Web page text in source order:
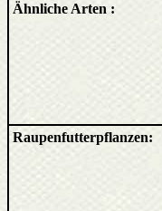
Ähnliche Arten :
Raupenfutterpflanzen: